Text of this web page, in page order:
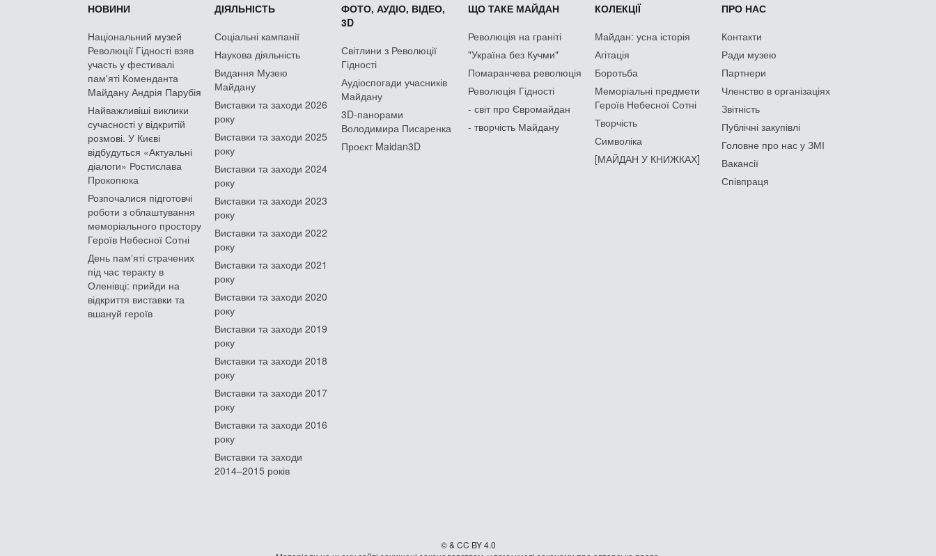
НОВИНИ
Національний музей
Революції Гідності взяв
участь у фестивалі
пам'яті Коменданта
Майдану Андрія Парубія
Найважливіші виклики
сучасності у відкритій
розмові. У Києві
відбудуться «Актуальні
діалоги» Ростислава
Прокопюка
Розпочалися підготовчі
роботи з облаштування
меморіального простору
Героїв Небесної Сотні
День памʼяті страчених
під час теракту в
Оленівці: прийди на
відкриття виставки та
вшануй героїв
ДІЯЛЬНІСТЬ
Соціальні кампанії
Наукова діяльність
Видання Музею
Майдану
Виставки та заходи 2026
року
Виставки та заходи 2025
року
Виставки та заходи 2024
року
Виставки та заходи 2023
року
Виставки та заходи 2022
року
Виставки та заходи 2021
року
Виставки та заходи 2020
року
Виставки та заходи 2019
року
Виставки та заходи 2018
року
Виставки та заходи 2017
року
Виставки та заходи 2016
року
Виставки та заходи
2014–2015 років
ФОТО, АУДІО, ВІДЕО,
3D
Світлини з Революції
Гідності
Аудіоспогади учасників
Майдану
3D-панорами
Володимира Писаренка
Проєкт Maidan3D
ЩО ТАКЕ МАЙДАН
Революція на граніті
"Україна без Кучми"
Помаранчева революція
Революція Гідності
- світ про Євромайдан
- творчість Майдану
КОЛЕКЦІЇ
Майдан: усна історія
Агітація
Боротьба
Меморіальні предмети
Героїв Небесної Сотні
Творчість
Символіка
[МАЙДАН У КНИЖКАХ]
ПРО НАС
Контакти
Ради музею
Партнери
Членство в організаціях
Звітність
Публічні закупівлі
Головне про нас у ЗМІ
Вакансії
Співпраця
© & CC BY 4.0